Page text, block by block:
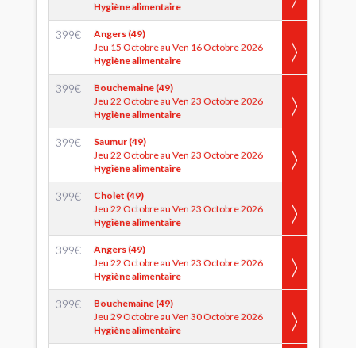
Hygiène alimentaire
399€
Angers (49)
Jeu 15 Octobre au Ven 16 Octobre 2026
Hygiène alimentaire
399€
Bouchemaine (49)
Jeu 22 Octobre au Ven 23 Octobre 2026
Hygiène alimentaire
399€
Saumur (49)
Jeu 22 Octobre au Ven 23 Octobre 2026
Hygiène alimentaire
399€
Cholet (49)
Jeu 22 Octobre au Ven 23 Octobre 2026
Hygiène alimentaire
399€
Angers (49)
Jeu 22 Octobre au Ven 23 Octobre 2026
Hygiène alimentaire
399€
Bouchemaine (49)
Jeu 29 Octobre au Ven 30 Octobre 2026
Hygiène alimentaire